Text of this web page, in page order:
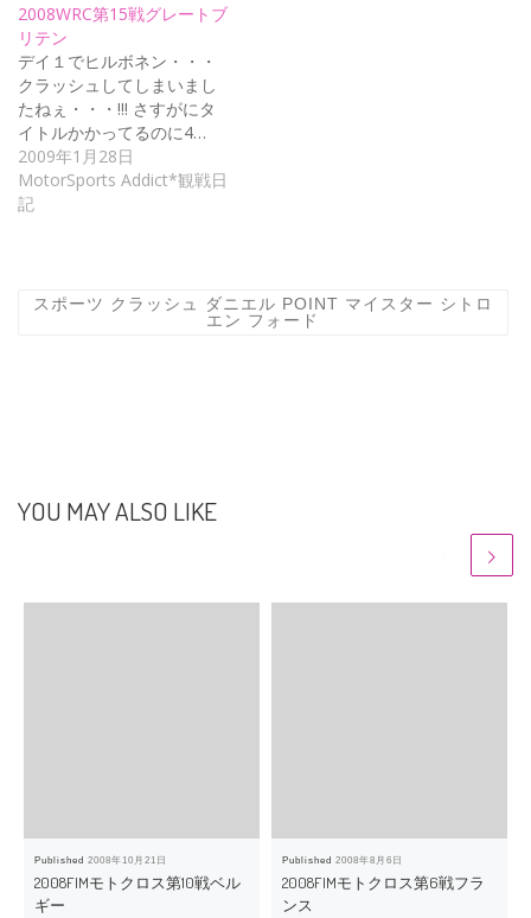
2008WRC第15戦グレートブ
リテン
デイ１でヒルボネン・・・
クラッシュしてしまいまし
たねぇ・・・!!! さすがにタ
イトルかかってるのに4…
2009年1月28日
MotorSports Addict*観戦日
記
スポーツ クラッシュ ダニエル POINT マイスター シトロ
エン フォード
YOU MAY ALSO LIKE
Published2008年10月21日
2008FIMモトクロス第10戦ベル
ギー
Published2008年8月6日
2008FIMモトクロス第6戦フラ
ンス